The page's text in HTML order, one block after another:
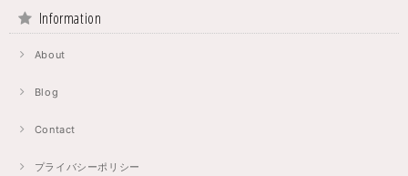
Information
About
Blog
Contact
プライバシーポリシー